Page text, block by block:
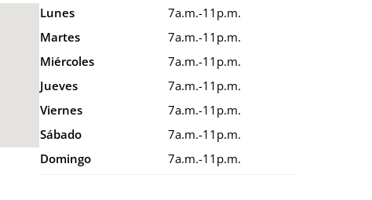
Lunes
7a.m.-11p.m.
Martes
7a.m.-11p.m.
Miércoles
7a.m.-11p.m.
Jueves
7a.m.-11p.m.
Viernes
7a.m.-11p.m.
Sábado
7a.m.-11p.m.
Domingo
7a.m.-11p.m.